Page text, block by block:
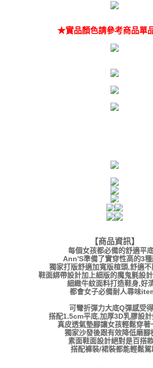
★實品顏色請參考商品單
【商品資訊】
每個女孩都必備的舒適平
Ann'S準備了實穿性高的3
獨家打版舒適加寬版楦頭,舒適
鞋面綁帶設計加上細版的魔鬼氈設
細緻牛紋面料打造鞋身,好
都會女子必備耐人尋味
可彎折彈力大底Q彈感受得
搭配1.5cm平底,加厚3D乳膠設
真皮透氣墊腳讓女孩輕鬆穿著
獨家沙發後跟有效降低磨腳
素面鞋面設計絕對是百搭
搭配褲裝/裙裝都能輕鬆駕